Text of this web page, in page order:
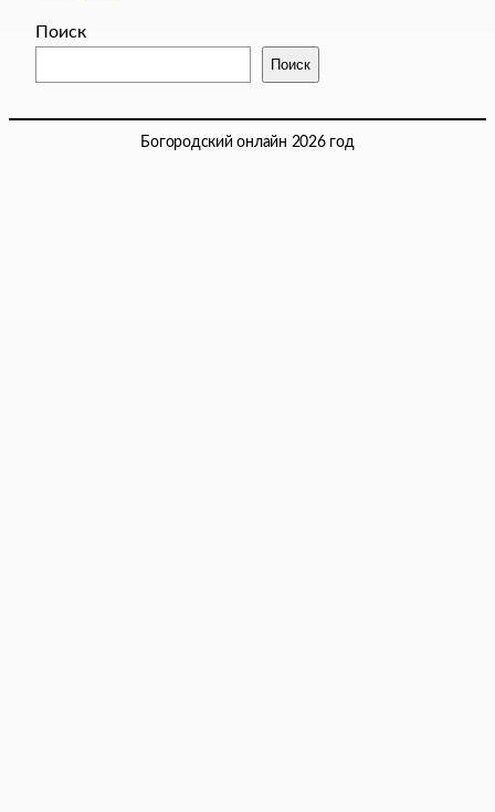
Поиск
Поиск
Богородский онлайн 2026 год